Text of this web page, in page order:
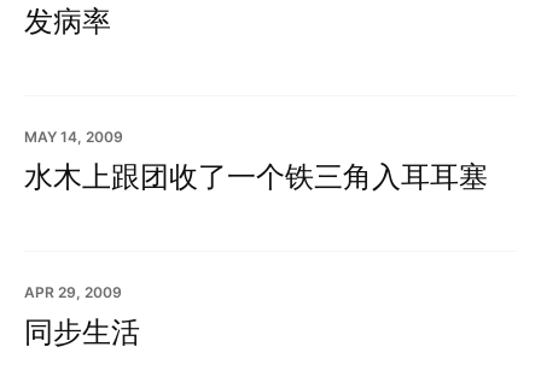
发病率
MAY 14, 2009
水木上跟团收了一个铁三角入耳耳塞
APR 29, 2009
同步生活